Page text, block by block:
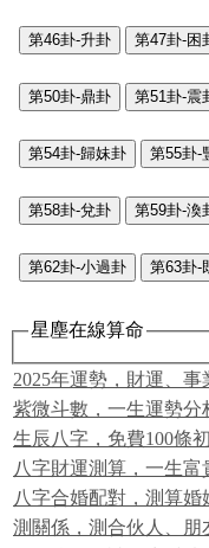
第46卦-升卦 第47卦-困
第50卦-鼎卦 第51卦-震
第54卦-歸妹卦 第55卦-
第58卦-兌卦 第59卦-渙
第62卦-小過卦 第63卦-
星塵在線算命
2025年運勢，財運、
紫微斗數，一生運勢分
生辰八字，免費100條
八字財運測算，一生
八字合婚配對，測算婚
測關係，測合伙人、朋